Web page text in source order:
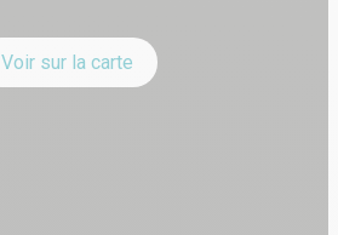
Voir sur la carte